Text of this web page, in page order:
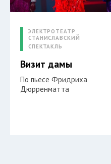
ЭЛЕКТРОТЕАТР
СТАНИСЛАВСКИЙ
СПЕКТАКЛЬ
Визит дамы
По пьесе Фридриха
Дюрренматта